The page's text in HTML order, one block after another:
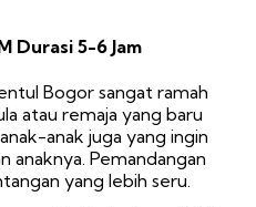
Durasi 5-6 Jam
Bogor sangat ramah
atau remaja yang baru
anak juga yang ingin
Pemandangan
yang lebih seru.